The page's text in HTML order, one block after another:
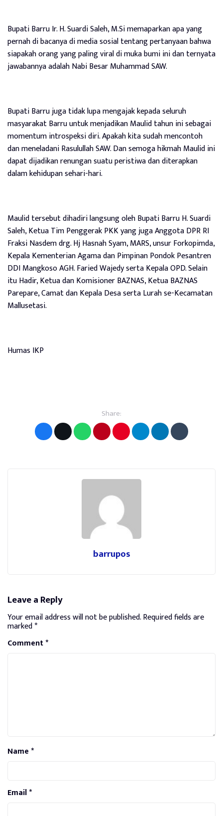
Bupati Barru Ir. H. Suardi Saleh, M.Si memaparkan apa yang
pernah di bacanya di media sosial tentang pertanyaan bahwa
siapakah orang yang paling viral di muka bumi ini dan ternyata
jawabannya adalah Nabi Besar Muhammad SAW.
Bupati Barru juga tidak lupa mengajak kepada seluruh
masyarakat Barru untuk menjadikan Maulid tahun ini sebagai
momentum introspeksi diri. Apakah kita sudah mencontoh
dan meneladani Rasulullah SAW. Dan semoga hikmah Maulid ini
dapat dijadikan renungan suatu peristiwa dan diterapkan
dalam kehidupan sehari-hari.
Maulid tersebut dihadiri langsung oleh Bupati Barru H. Suardi
Saleh, Ketua Tim Penggerak PKK yang juga Anggota DPR RI
Fraksi Nasdem drg. Hj Hasnah Syam, MARS, unsur Forkopimda,
Kepala Kementerian Agama dan Pimpinan Pondok Pesantren
DDI Mangkoso AGH. Faried Wajedy serta Kepala OPD. Selain
itu Hadir, Ketua dan Komisioner BAZNAS, Ketua BAZNAS
Parepare, Camat dan Kepala Desa serta Lurah se-Kecamatan
Mallusetasi.
Humas IKP
Share:
barrupos
Leave a Reply
Your email address will not be published.Required fields are
marked*
Comment*
Name*
Email*